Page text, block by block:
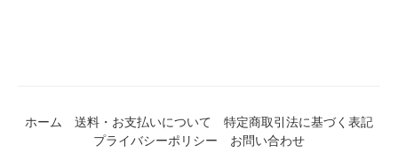
ホーム 送料・お支払いについて
特定商取引法に基づく表記
プライバシーポリシー
お問い合わせ